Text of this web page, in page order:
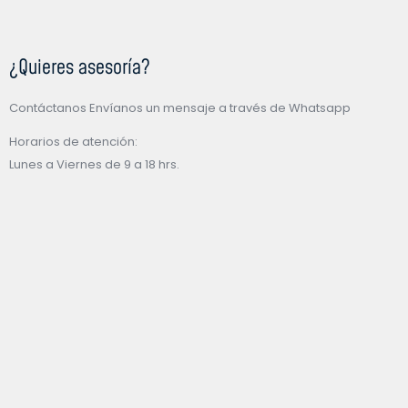
¿Quieres asesoría?
Contáctanos Envíanos un mensaje a través de Whatsapp
Horarios de atención:
Lunes a Viernes de 9 a 18 hrs.